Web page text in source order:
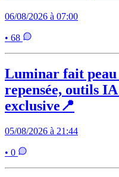
06/08/2026 à 07:00
• 68
Luminar fait peau
repensée, outils
exclusive📍
05/08/2026 à 21:44
• 0